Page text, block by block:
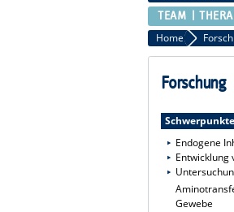
TEAM
Home
Forschung
Schwerpunkte
Endogene
Entwicklung
Gewebe